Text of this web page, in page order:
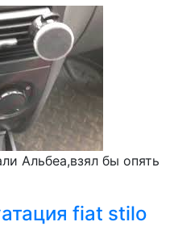
Альбеа,взял бы опять
fiat stilo